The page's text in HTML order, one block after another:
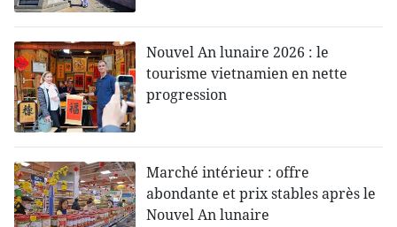
Nouvel An lunaire 2026 : le
tourisme vietnamien en nette
progression
Marché intérieur : offre
abondante et prix stables après le
Nouvel An lunaire